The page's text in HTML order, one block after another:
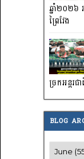
ឆ្នាំ២០២៦
ព្រៃវែង
ច្រកអន្តរជ
BLOG